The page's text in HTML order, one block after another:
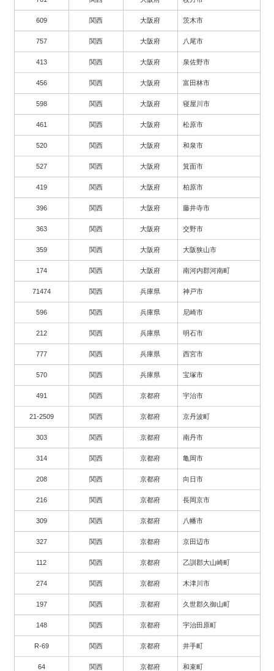
609 関西 大阪府 茨木市
757 関西 大阪府 八尾市
413 関西 大阪府 泉佐野市
456 関西 大阪府 富田林市
598 関西 大阪府 寝屋川市
461 関西 大阪府 松原市
520 関西 大阪府 和泉市
527 関西 大阪府 箕面市
419 関西 大阪府 柏原市
396 関西 大阪府 藤井寺市
363 関西 大阪府 交野市
359 関西 大阪府 大阪狭山市
174 関西 大阪府 南河内郡河南町
71474 関西 兵庫県 神戸市
596 関西 兵庫県 尼崎市
212 関西 兵庫県 明石市
777 関西 兵庫県 西宮市
570 関西 兵庫県 宝塚市
491 関西 京都府 宇治市
21-2509 関西 京都府 京丹波町
303 関西 京都府 南丹市
314 関西 京都府 亀岡市
208 関西 京都府 向日市
216 関西 京都府 長岡京市
309 関西 京都府 八幡市
327 関西 京都府 京田辺市
112 関西 京都府 乙訓郡大山崎町
274 関西 京都府 木津川市
197 関西 京都府 久世郡久御山町
148 関西 京都府 宇治田原町
R-69 関西 京都府 井手町
64 関西 京都府 和束町